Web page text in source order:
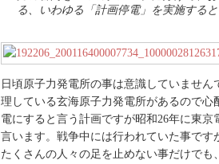
る、いわゆる「計画停電」を実施すると
日頃原子力発電所の事は意識していませ
理している玄海原子力発電所があるので
電にすると言う計画ですが昭和26年に東
言います。戦争中には行われていた事です
たくさんの人々の足を止めない事だけで